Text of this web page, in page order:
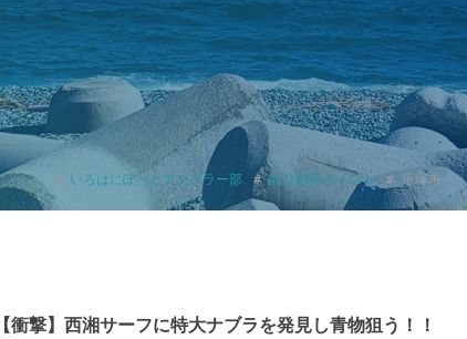
いろはにぽぺとアングラー部 釣り動画ポイント 平塚市
【衝撃】西湘サーフに特大ナブラを発見し青物狙う！！